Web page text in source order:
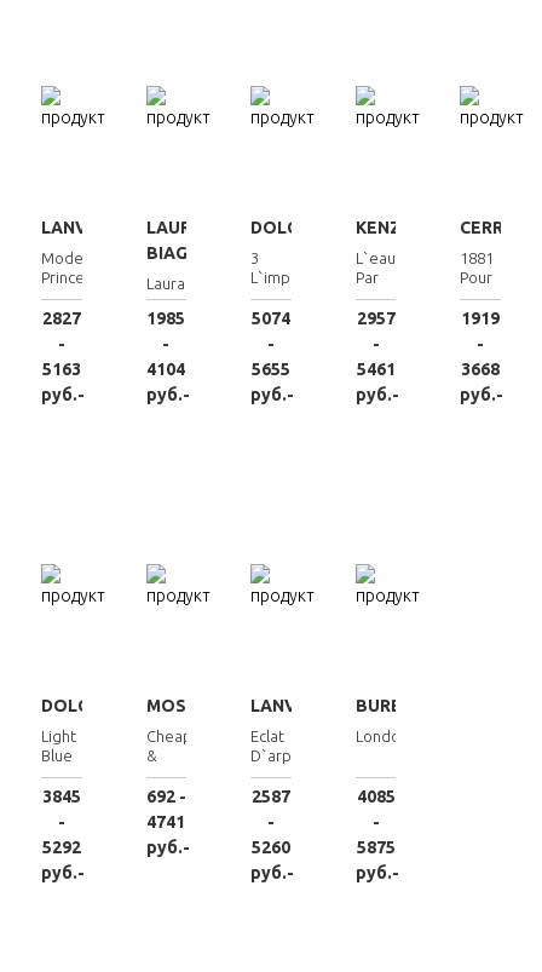
LANVIN
Modern
Princess
2827
-
5163
руб.-
LAURA
BIAGIOTTI
Laura
1985
-
4104
руб.-
DOLCE&GABBANA
3
L`imperatrice
5074
-
5655
руб.-
KENZO
L`eau
Par
Kenzo
Woman
2957
-
5461
руб.-
CERRUTI
1881
Pour
Femme
1919
-
3668
руб.-
DOLCE&GABBANA
Light
Blue
3845
-
5292
руб.-
MOSCHINO
Cheap
&
Chic I
Love
Love
692 -
4741
руб.-
LANVIN
Eclat
D`arpege
2587
-
5260
руб.-
BURBERRY
London
4085
-
5875
руб.-